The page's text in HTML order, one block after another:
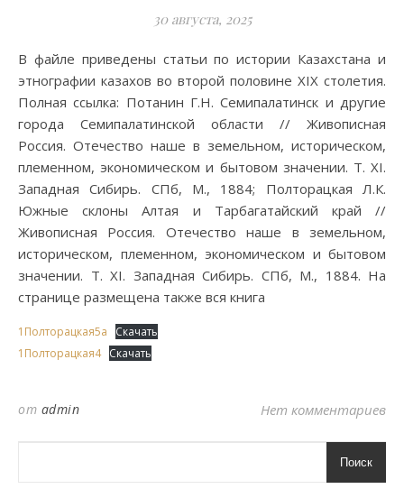
30 августа, 2025
В файле приведены статьи по истории Казахстана и
этнографии казахов во второй половине XIX столетия.
Полная ссылка: Потанин Г.Н. Семипалатинск и другие
города Семипалатинской области // Живописная
Россия. Отечество наше в земельном, историческом,
племенном, экономическом и бытовом значении. Т. XI.
Западная Сибирь. СПб, М., 1884; Полторацкая Л.К.
Южные склоны Алтая и Тарбагатайский край //
Живописная Россия. Отечество наше в земельном,
историческом, племенном, экономическом и бытовом
значении. Т. XI. Западная Сибирь. СПб, М., 1884. На
странице размещена также вся книга
1Полторацкая5а
Скачать
1Полторацкая4 Скачать
от admin Нет комментариев
Поиск